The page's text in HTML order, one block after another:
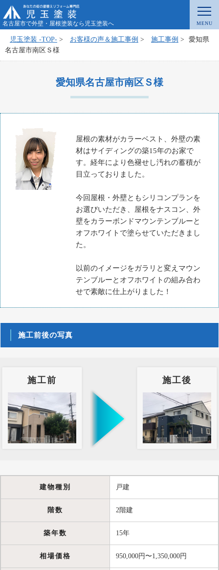
名古屋市で外壁・屋根塗装なら児玉塗装へ
児玉塗装 -TOP- > お客様の声＆施工事例 > 施工事例 >
愛知県
名古屋市南区Ｓ様
愛知県名古屋市南区Ｓ様
屋根の素材がカラーベスト、外壁の素
材はサイディングの築15年のお家で
す。経年により色褪せし汚れの蓄積が
目立っておりました。
今回屋根・外壁ともシリコンプランを
お選びいただき、屋根をナスコン、外
壁をカラーボンドマウンテンブルーと
オフホワイトで塗らせていただきまし
た。
以前のイメージをガラリと変えマウン
テンブルーとオフホワイトの組み合わ
せで素敵に仕上がりました！
施工前後の写真
施工前 施工後
建物種別 戸建
階数 2階建
築年数 15年
相場価格 950,000円〜1,350,000円